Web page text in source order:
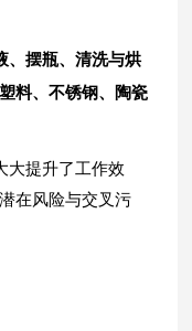
、摆瓶、清洗与烘
料、不锈钢、陶瓷
提升了工作效
在风险与交叉污